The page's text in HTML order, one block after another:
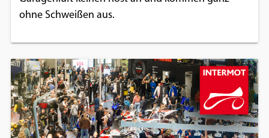
ohne Schweißen aus.